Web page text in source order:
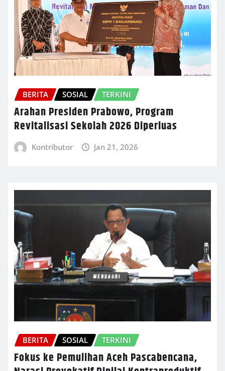
BERITA SOSIAL TERKINI
Arahan Presiden Prabowo, Program
Revitalisasi Sekolah 2026 Diperluas
Kontributor Jan 21, 2026
BERITA SOSIAL TERKINI
Fokus ke Pemulihan Aceh Pascabencana,